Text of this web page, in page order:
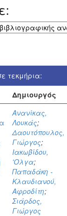
τεκμήρια:
Δημιουργός
Ανανίκας,
Λουκάς;
Δαουτόπουλος,
Γιώργος;
Ιακωβίδου,
'Ολγα;
Παπαδάκη -
Κλαυδιανού,
Αφροδίτη;
Σιάρδος,
Γιώργος